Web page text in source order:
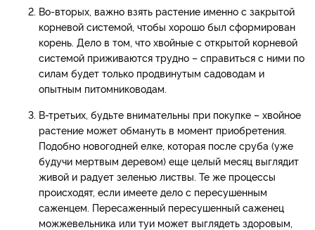
Во-вторых, важно взять растение именно с закрытой
корневой системой, чтобы хорошо был сформирован
корень. Дело в том, что хвойные с открытой корневой
системой приживаются трудно – справиться с ними по
силам будет только продвинутым садоводам и
опытным питомниководам.
В-третьих, будьте внимательны при покупке – хвойное
растение может обмануть в момент приобретения.
Подобно новогодней елке, которая после сруба (уже
будучи мертвым деревом) еще целый месяц выглядит
живой и радует зеленью листвы. Те же процессы
происходят, если имеете дело с пересушенным
саженцем. Пересаженный пересушенный саженец
можжевельника или туи может выглядеть здоровым,